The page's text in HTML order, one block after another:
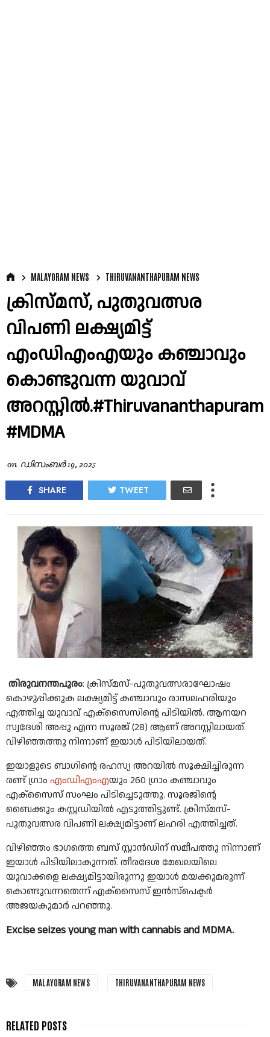
MALAYORAM NEWS THIRUVANANTHAPURAM NEWS
ക്രിസ്മസ്, പുതുവത്സര
വിപണി ലക്ഷ്യമിട്ട്
എംഡിഎംഎയും കഞ്ചാവും
കൊണ്ടുവന്ന യുവാവ്
അറസ്റ്റിൽ.#Thiruvananthapuram
#MDMA
on ഡിസംബർ 19, 2025
SHARE TWEET
തിരുവനന്തപുരം: ക്രിസ്മസ്-പുതുവത്സരാഘോഷം
കൊഴുപ്പിക്കുക ലക്ഷ്യമിട്ട് കഞ്ചാവും രാസലഹരിയും
എത്തിച്ച യുവാവ് എക്സൈസിന്റെ പിടിയിൽ. ആനയറ
സ്വദേശി അപ്പു എന്ന സൂരജ് (28) ആണ് അറസ്റ്റിലായത്.
വിഴിഞ്ഞത്തു നിന്നാണ് ഇയാൾ പിടിയിലായത്.
ഇയാളുടെ ബാഗിന്റെ രഹസ്യ അറയിൽ സൂക്ഷിച്ചിരുന്ന
രണ്ട് ഗ്രാം എംഡിഎംഎയും 260 ഗ്രാം കഞ്ചാവും
എക്സൈസ് സംഘം പിടിച്ചെടുത്തു. സൂരജിന്റെ
ബൈക്കും കസ്റ്റഡിയിൽ എടുത്തിട്ടുണ്ട്. ക്രിസ്മസ്-
പുതുവത്സര വിപണി ലക്ഷ്യമിട്ടാണ് ലഹരി എത്തിച്ചത്.
വിഴിഞ്ഞം ഭാഗത്തെ ബസ് സ്റ്റാൻഡിന് സമീപത്തു നിന്നാണ്
ഇയാൾ പിടിയിലാകുന്നത്. തീരദേശ മേഖലയിലെ
യുവാക്കളെ ലക്ഷ്യമിട്ടായിരുന്നു ഇയാൾ മയക്കുമരുന്ന്
കൊണ്ടുവന്നതെന്ന് എക്സൈസ് ഇൻസ്പെക്ടർ
അജയകുമാർ പറഞ്ഞു.
Excise seizes young man with cannabis and MDMA.
MALAYORAM NEWS THIRUVANANTHAPURAM NEWS